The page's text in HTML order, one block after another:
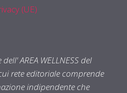
(UE)
AREA WELLNESS del
rete editoriale comprende
indipendente che